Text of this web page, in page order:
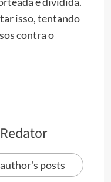
isso, tentando
contra o
Redator
posts